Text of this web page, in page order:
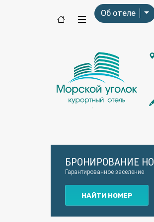
Об отеле
БРОНИРОВАНИЕ
Гарантированное заселение